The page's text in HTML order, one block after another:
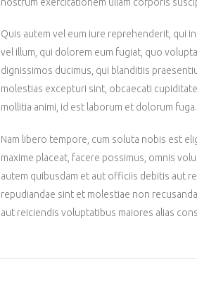
Quis autem vel eum iure reprehenderit, qui
vel illum, qui dolorem eum fugiat, quo
dignissimos ducimus, qui blanditiis
molestias excepturi sint, obcaecati
mollitia animi, id est laborum et dolorum
Nam libero tempore, cum soluta nobis est
maxime placeat, facere possimus, omnis
autem quibusdam et aut officiis debitis aut
repudiandae sint et molestiae non
aut reiciendis voluptatibus maiores alias